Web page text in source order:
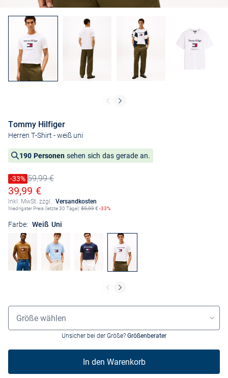
Tommy Hilfiger
Herren T-Shirt - weiß uni
190 Personen sehen sich das gerade an.
Preis reduziert um
-33%
Alter Preis59,99 €
Ermäßigter Preis
39,99 €
Inkl. MwSt. zzgl. Versandkosten
Niedrigster Preis (letzte 30 Tage):59,99€ -33%
Farbe: Weiß Uni
Größenauswahl
Größe wählen
Unsicher bei der Größe? Größenberater
In den Warenkorb